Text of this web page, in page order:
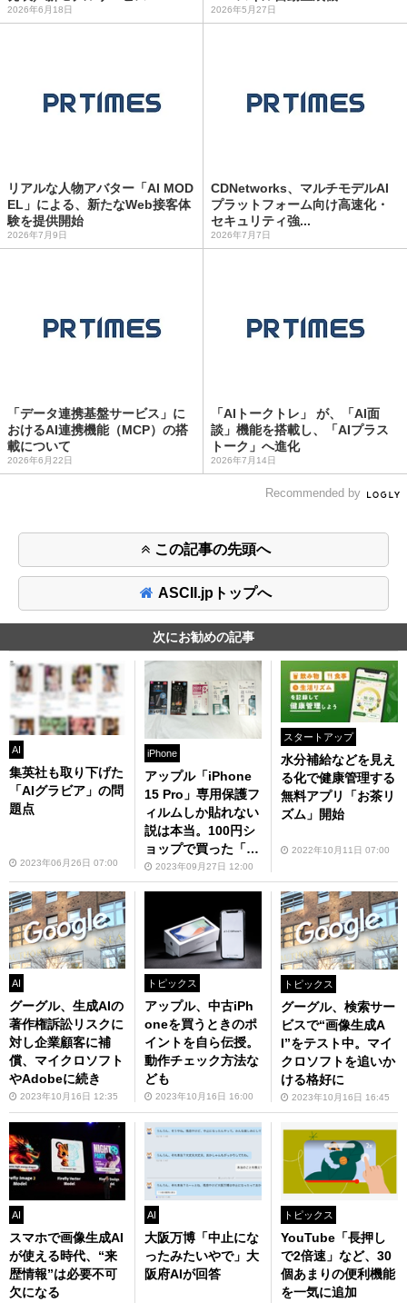
2026年6月18日 2026年5月27日
リアルな人物アバター「AI MOD
EL」による、新たなWeb接客体
験を提供開始
2026年7月9日
CDNetworks、マルチモデルAI
プラットフォーム向け高速化・
セキュリティ強...
2026年7月7日
「データ連携基盤サービス」に
おけるAI連携機能（MCP）の搭
載について
2026年6月22日
「AIトークトレ」 が、「AI面
談」機能を搭載し、「AIプラス
トーク」へ進化
2026年7月14日
Recommended by
この記事の先頭へ
ASCII.jpトップへ
次にお勧めの記事
AI
集英社も取り下げた
「AIグラビア」の問
題点
2023年06月26日 07:00
iPhone
アップル「iPhone
15 Pro」専用保護フ
ィルムしか貼れない
説は本当。100円シ
ョップで買った「iP
hone 14 Pro」用は
全滅でした
2023年09月27日 12:00
スタートアップ
水分補給などを見え
る化で健康管理する
無料アプリ「お茶リ
ズム」開始
2022年10月11日 07:00
AI
グーグル、生成AIの
著作権訴訟リスクに
対し企業顧客に補
償、マイクロソフト
やAdobeに続き
2023年10月16日 12:35
トピックス
アップル、中古iPh
oneを買うときのポ
イントを自ら伝授。
動作チェック方法な
ども
2023年10月16日 16:00
トピックス
グーグル、検索サー
ビスで“画像生成A
I”をテスト中。マイ
クロソフトを追いか
ける格好に
2023年10月16日 16:45
AI
スマホで画像生成AI
が使える時代、“来
歴情報”は必要不可
欠になる
AI
大阪万博「中止にな
ったみたいやで」大
阪府AIが回答
トピックス
YouTube「長押し
で2倍速」など、30
個あまりの便利機能
を一気に追加